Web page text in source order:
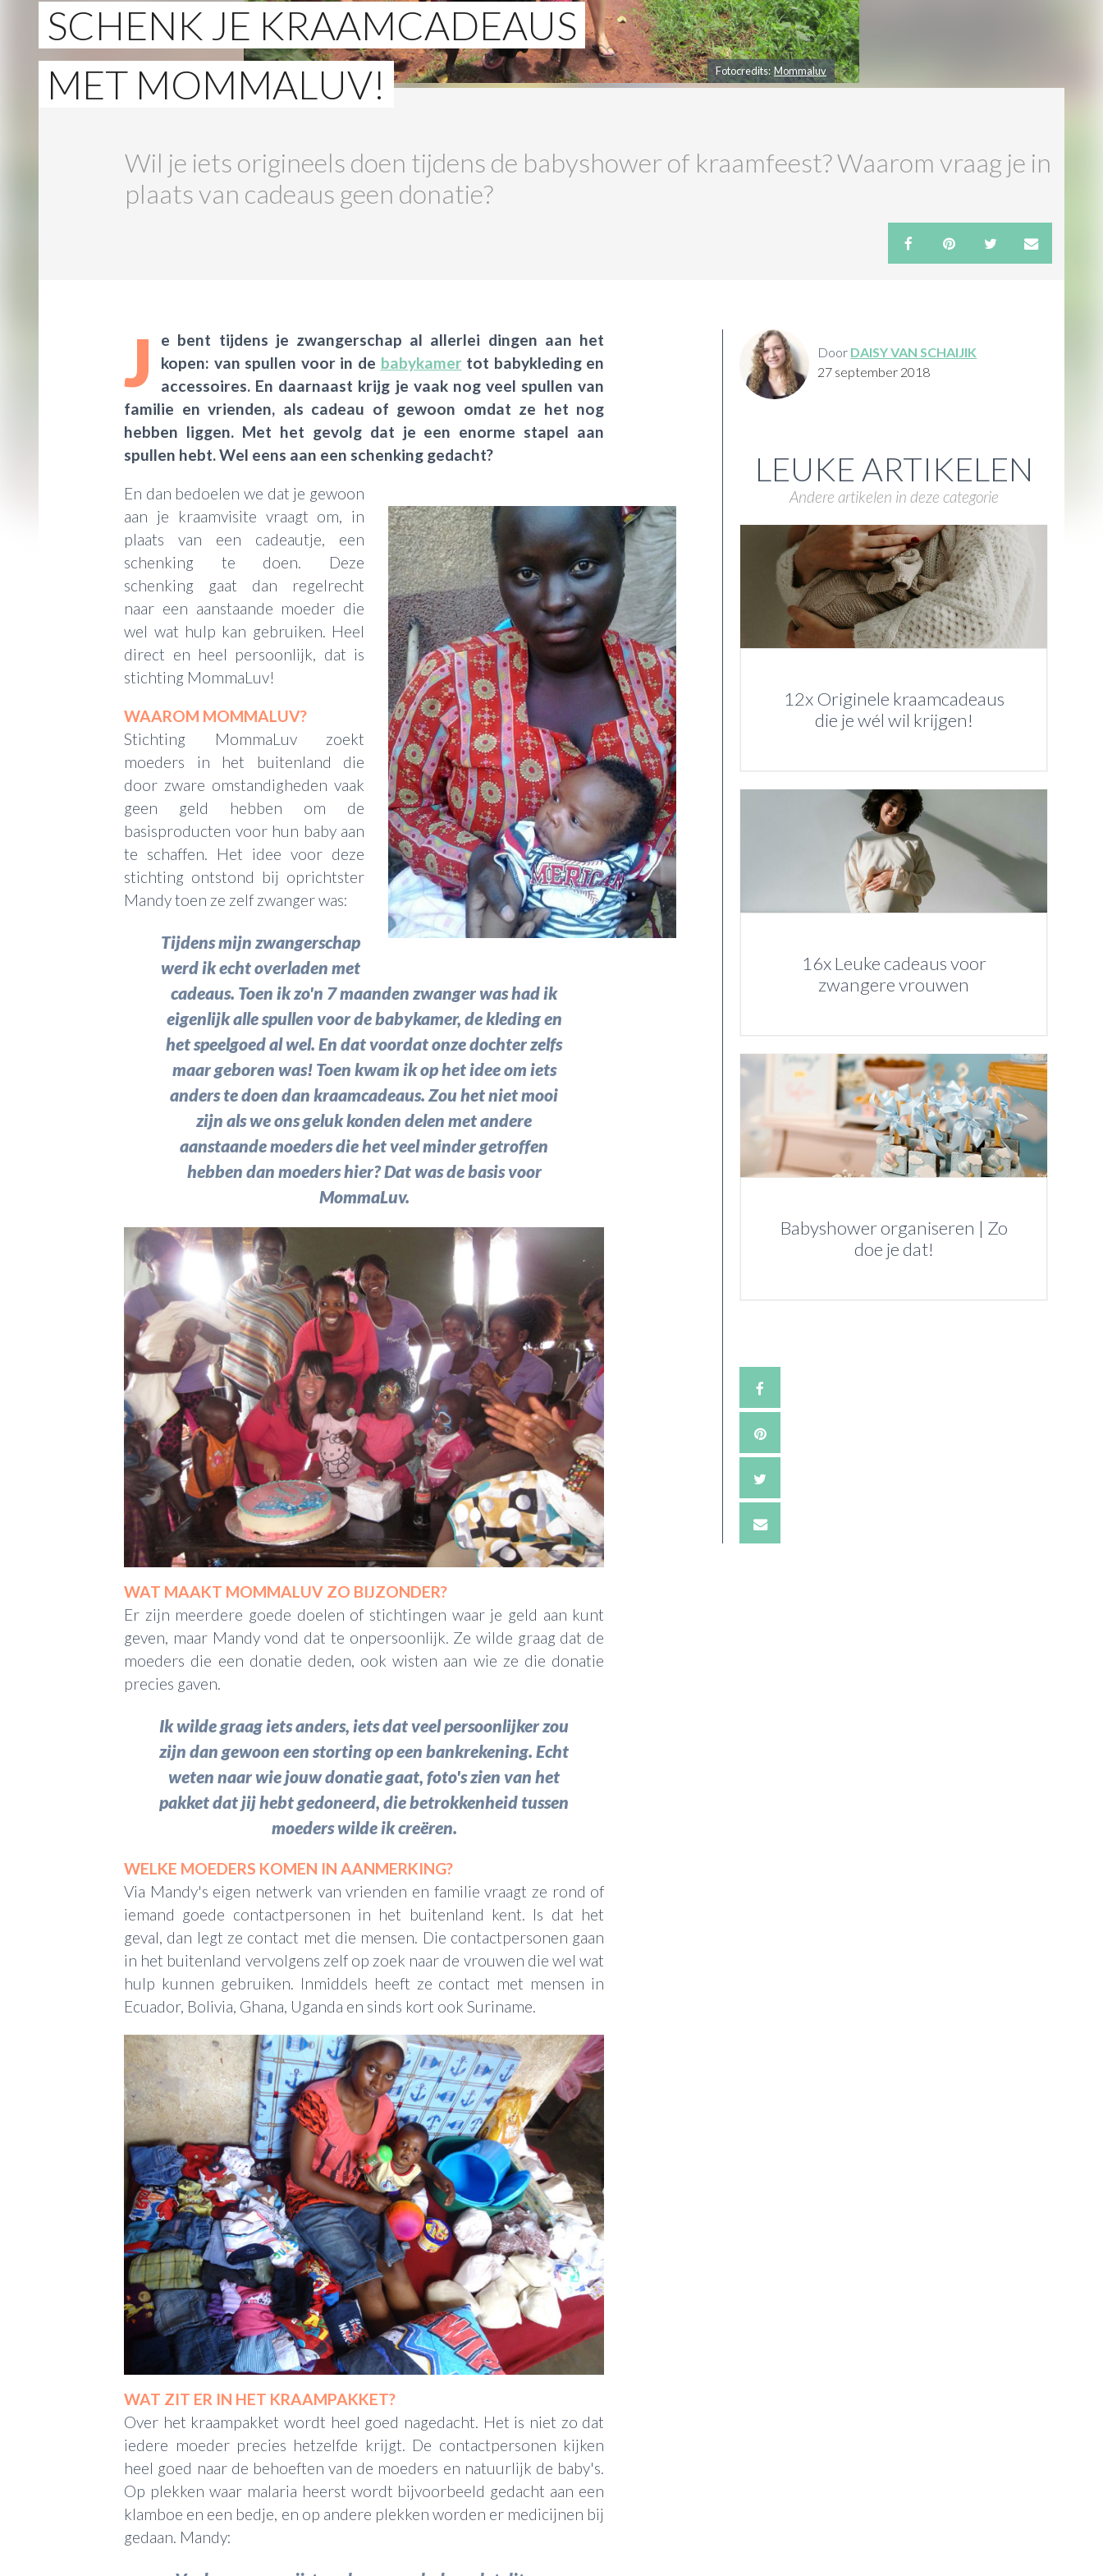
Fotocredits:Mommaluv
SCHENK JE KRAAMCADEAUS
MET MOMMALUV!
Wil je iets origineels doen tijdens de babyshower of kraamfeest? Waarom vraag je in
plaats van cadeaus geen donatie?
J
e bent tijdens je zwangerschap al allerlei dingen aan het
kopen: van spullen voor in de babykamertot babykleding en
accessoires. En daarnaast krijg je vaak nog veel spullen van
familie en vrienden, als cadeau of gewoon omdat ze het nog
hebben liggen. Met het gevolg dat je een enorme stapel aan
spullen hebt. Wel eens aan een schenking gedacht?
En dan bedoelen we dat je gewoon
aan je kraamvisite vraagt om, in
plaats van een cadeautje, een
schenking te doen. Deze
schenking gaat dan regelrecht
naar een aanstaande moeder die
wel wat hulp kan gebruiken. Heel
direct en heel persoonlijk, dat is
stichting MommaLuv!
WAAROM MOMMALUV?
Stichting MommaLuv zoekt
moeders in het buitenland die
door zware omstandigheden vaak
geen geld hebben om de
basisproducten voor hun baby aan
te schaffen. Het idee voor deze
stichting ontstond bij oprichtster
Mandy toen ze zelf zwanger was:
Tijdens mijn zwangerschap
werd ik echt overladen met
cadeaus. Toen ik zo'n 7 maanden zwanger was had ik
eigenlijk alle spullen voor de babykamer, de kleding en
het speelgoed al wel. En dat voordat onze dochter zelfs
maar geboren was! Toen kwam ik op het idee om iets
anders te doen dan kraamcadeaus. Zou het niet mooi
zijn als we ons geluk konden delen met andere
aanstaande moeders die het veel minder getroffen
hebben dan moeders hier? Dat was de basis voor
MommaLuv.
WAT MAAKT MOMMALUV ZO BIJZONDER?
Er zijn meerdere goede doelen of stichtingen waar je geld aan kunt
geven, maar Mandy vond dat te onpersoonlijk. Ze wilde graag dat de
moeders die een donatie deden, ook wisten aan wie ze die donatie
precies gaven.
Ik wilde graag iets anders, iets dat veel persoonlijker zou
zijn dan gewoon een storting op een bankrekening. Echt
weten naar wie jouw donatie gaat, foto's zien van het
pakket dat jij hebt gedoneerd, die betrokkenheid tussen
moeders wilde ik creëren.
WELKE MOEDERS KOMEN IN AANMERKING?
Via Mandy's eigen netwerk van vrienden en familie vraagt ze rond of
iemand goede contactpersonen in het buitenland kent. Is dat het
geval, dan legt ze contact met die mensen. Die contactpersonen gaan
in het buitenland vervolgens zelf op zoek naar de vrouwen die wel wat
hulp kunnen gebruiken. Inmiddels heeft ze contact met mensen in
Ecuador, Bolivia, Ghana, Uganda en sinds kort ook Suriname.
WAT ZIT ER IN HET KRAAMPAKKET?
Over het kraampakket wordt heel goed nagedacht. Het is niet zo dat
iedere moeder precies hetzelfde krijgt. De contactpersonen kijken
heel goed naar de behoeften van de moeders en natuurlijk de baby's.
Op plekken waar malaria heerst wordt bijvoorbeeld gedacht aan een
klamboe en een bedje, en op andere plekken worden er medicijnen bij
gedaan. Mandy:
Door DAISY VAN SCHAIJIK
27 september 2018
LEUKE ARTIKELEN
Andere artikelen in deze categorie
12x Originele kraamcadeaus
die je wél wil krijgen!
16x Leuke cadeaus voor
zwangere vrouwen
Babyshower organiseren | Zo
doe je dat!